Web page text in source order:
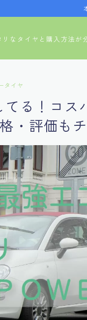
リなタイヤと購入方法が
タイヤ
る！コス
・評価も